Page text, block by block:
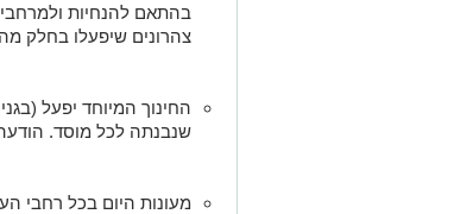
בהתאם להנחיות
צהרונים שיפעלו בחלק
החינוך המיוחד יפעל
שנבנתה לכל מוסד.
מעונות היום בכל רחבי